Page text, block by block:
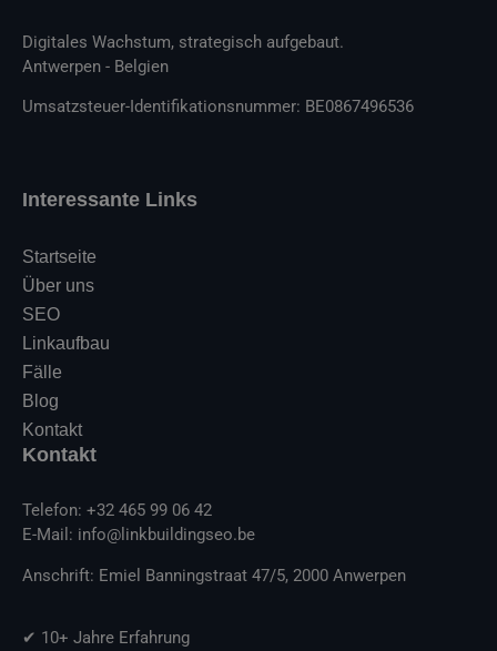
Digitales Wachstum, strategisch aufgebaut.
Antwerpen - Belgien
Umsatzsteuer-Identifikationsnummer: BE0867496536
Interessante Links
Startseite
Über uns
SEO
Linkaufbau
Fälle
Blog
Kontakt
Kontakt
Telefon: +32 465 99 06 42
E-Mail: info@linkbuildingseo.be
Anschrift: Emiel Banningstraat 47/5, 2000 Anwerpen
✔ 10+ Jahre Erfahrung